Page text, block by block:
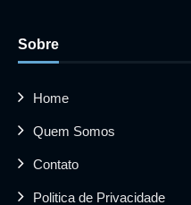
Sobre
Home
Quem Somos
Contato
Politica de Privacidade